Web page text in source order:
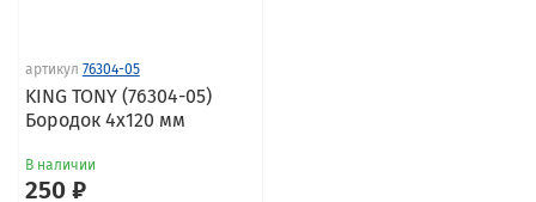
артикул 76304-05
KING TONY (76304-05)
Бородок 4x120 мм
В наличии
250 ₽